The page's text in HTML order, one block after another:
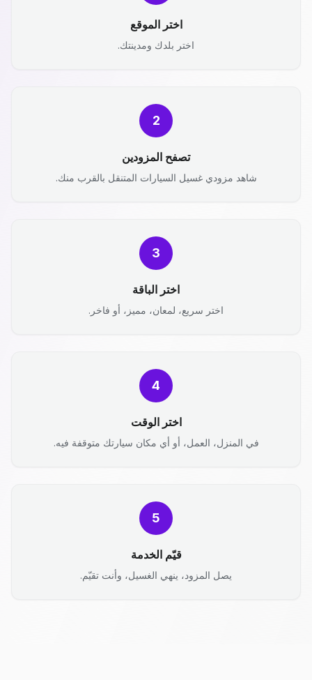
اختر الموقع
اختر بلدك ومدينتك.
2
تصفح المزودين
شاهد مزودي غسيل السيارات المتنقل بالقرب منك.
3
اختر الباقة
اختر سريع، لمعان، مميز، أو فاخر.
4
اختر الوقت
في المنزل، العمل، أو أي مكان سيارتك متوقفة فيه.
5
قيّم الخدمة
يصل المزود، ينهي الغسيل، وأنت تقيّم.